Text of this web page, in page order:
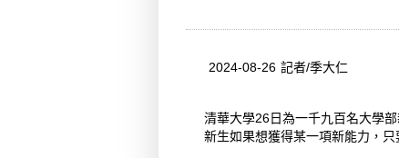
2024-08-26 記者/季大仁
清華大學26日為一千九百名大學
新生如果想獲得某一項新能力，